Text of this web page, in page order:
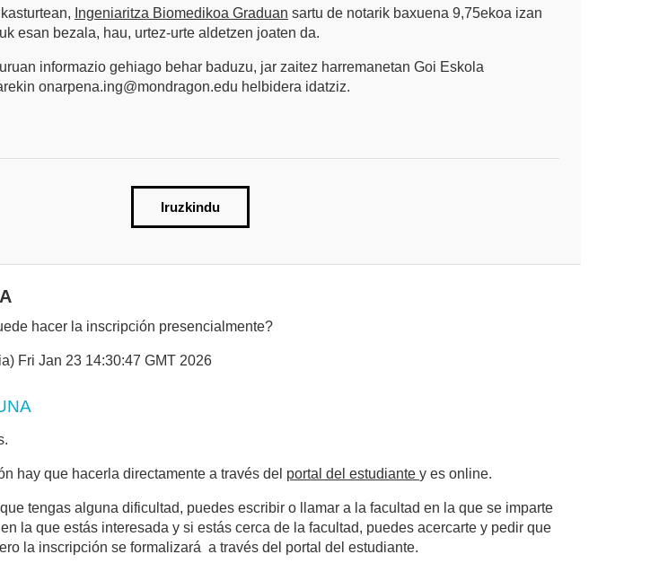
Ingeniaritza Biomedikoa Graduan sartu de notarik baxuena 9,75ekoa izan
esan bezala, hau, urtez-urte aldetzen joaten da.
informazio gehiago behar baduzu, jar zaitez harremanetan Goi Eskola
onarpena.ing@mondragon.edu helbidera idatziz.
Iruzkindu
hacer la inscripción presencialmente?
Fri Jan 23 14:30:47 GMT 2026
hay que hacerla directamente a través del portal del estudiante y es online.
tengas alguna dificultad, puedes escribir o llamar a la facultad en la que se imparte
la que estás interesada y si estás cerca de la facultad, puedes acercarte y pedir que
la inscripción se formalizará a través del portal del estudiante.